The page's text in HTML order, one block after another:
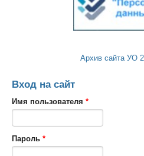
Архив сайта УО
Вход на сайт
Имя пользователя *
Пароль *